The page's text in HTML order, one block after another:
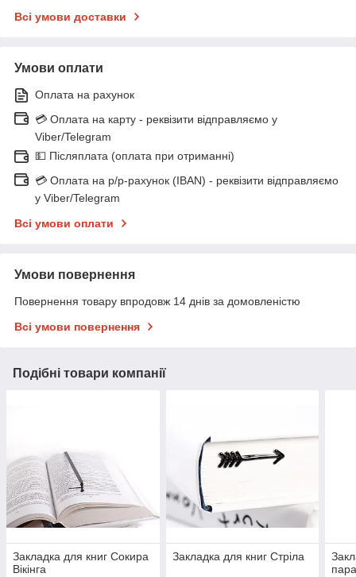
Всі умови доставки
Умови оплати
Оплата на рахунок
💳 Оплата на карту - реквізити відправляємо у
Viber/Telegram
💵 Післяплата (оплата при отриманні)
💳 Оплата на р/р-рахунок (IBAN) - реквізити відправляємо
у Viber/Telegram
Всі умови оплати
Умови повернення
Повернення товару впродовж 14 днів за домовленістю
Всі умови повернення
Подібні товари компанії
Закладка для книг Сокира
Вікінга
Закладка для книг Стріла